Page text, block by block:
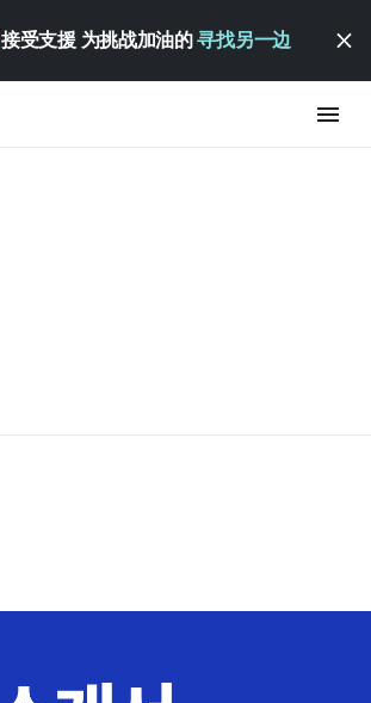
接受支援 为挑战加油的寻找另一边